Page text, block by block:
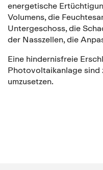
energetische
Volumens, die
Untergeschoss, die
der Nasszellen, die
Eine hindernisfreie
Photovoltaikanlage sind
umzusetzen.